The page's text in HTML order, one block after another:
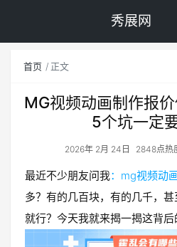
秀展网
首页 正文
MG视频动画制作报
5个坑一定
2026年 2月 24日 2848点热
最近不少朋友问我：mg视频动
多？有的几百块，有的几千，
就行？今天我就来揭一揭这背后